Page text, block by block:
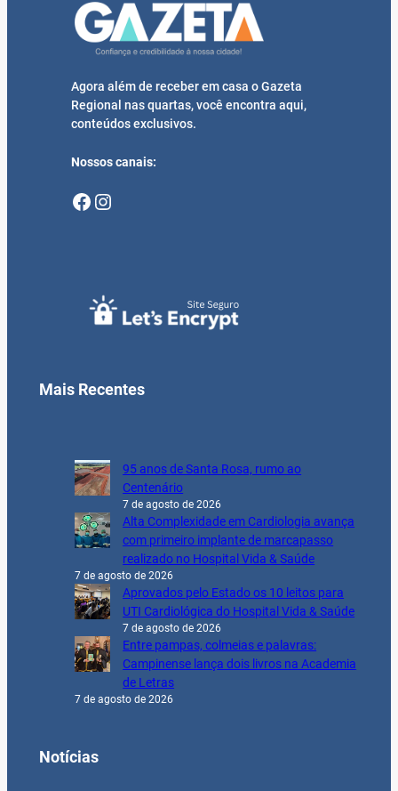
Agora além de receber em casa o Gazeta
Regional nas quartas, você encontra aqui,
conteúdos exclusivos.
Nossos canais:
Facebook Instagram
Mais Recentes
95 anos de Santa Rosa, rumo ao
Centenário
7 de agosto de 2026
Alta Complexidade em Cardiologia avança
com primeiro implante de marcapasso
realizado no Hospital Vida & Saúde
7 de agosto de 2026
Aprovados pelo Estado os 10 leitos para
UTI Cardiológica do Hospital Vida & Saúde
7 de agosto de 2026
Entre pampas, colmeias e palavras:
Campinense lança dois livros na Academia
de Letras
7 de agosto de 2026
Notícias